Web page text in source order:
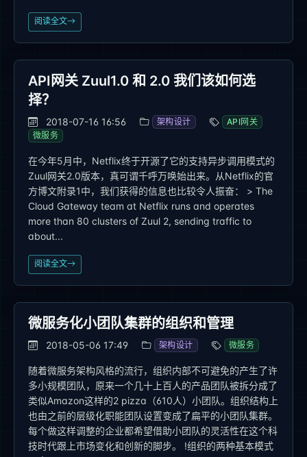
阅读全文
API网关 Zuul1.0 和 2.0 我们该如何选
择？
2018-07-16 16:56 架构设计
API网关
微服务
在今年5月中，Netflix终于开源了它的支持异步调用模式的
Zuul网关2.0版本，真可谓千呼万唤始出来。从Netflix的官
方博文附录1中，我们获得的信息也比较令人振奋： > The
Cloud Gateway team at Netflix runs and operates
more than 80 clusters of Zuul 2, sending traffic to
about...
阅读全文
微服务化小团队集群的组织和管理
2018-05-06 17:49 架构设计 微服务
随着微服务架构风格的流行，组织内部不可避免的产生了许
多小规模团队，原来一个几十上百人的产品团队被拆分成了
类似Amazon这样的2 pizza（610人）小团队。组织结构上
也由之前的层级化职能团队设置变成了扁平的小团队集群。
每个做这样调整的企业都希望借助小团队的灵活性在这个科
技时代跟上市场变化和创新的脚步。 !组织的两种基本模式